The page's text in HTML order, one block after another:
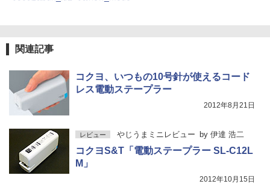
関連記事
コクヨ、いつもの10号針が使えるコード
レス電動ステープラー
2012年8月21日
レビュー やじうまミニレビュー by 伊達 浩二
コクヨS&T「電動ステープラー SL-C12L
M」
2012年10月15日